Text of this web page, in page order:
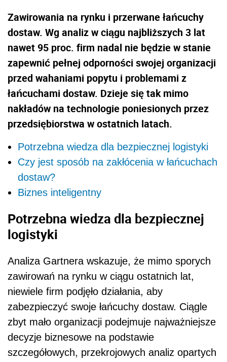
Zawirowania na rynku i przerwane łańcuchy
dostaw. Wg analiz w ciągu najbliższych 3 lat
nawet 95 proc. firm nadal nie będzie w stanie
zapewnić pełnej odporności swojej organizacji
przed wahaniami popytu i problemami z
łańcuchami dostaw. Dzieje się tak mimo
nakładów na technologie poniesionych przez
przedsiębiorstwa w ostatnich latach.
Potrzebna wiedza dla bezpiecznej logistyki
Czy jest sposób na zakłócenia w łańcuchach
dostaw?
Biznes inteligentny
Potrzebna wiedza dla bezpiecznej
logistyki
Analiza Gartnera wskazuje, że mimo sporych
zawirowań na rynku w ciągu ostatnich lat,
niewiele firm podjęło działania, aby
zabezpieczyć swoje łańcuchy dostaw. Ciągle
zbyt mało organizacji podejmuje najważniejsze
decyzje biznesowe na podstawie
szczegółowych, przekrojowych analiz opartych